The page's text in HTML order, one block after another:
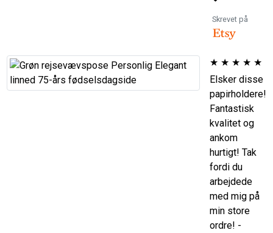
Skrevet på
★ ★ ★ ★ ★
Elsker disse
papirholdere!
Fantastisk
kvalitet og
ankom
hurtigt! Tak
fordi du
arbejdede
med mig på
min store
ordre! -